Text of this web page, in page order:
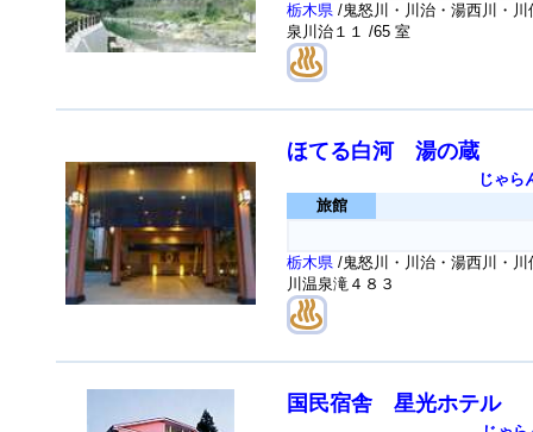
栃木県 /鬼怒川・川治・湯西川・
泉川治１１ /65 室
ほてる白河 湯の蔵
じゃら
旅館
栃木県 /鬼怒川・川治・湯西川・
川温泉滝４８３
国民宿舎 星光ホテル